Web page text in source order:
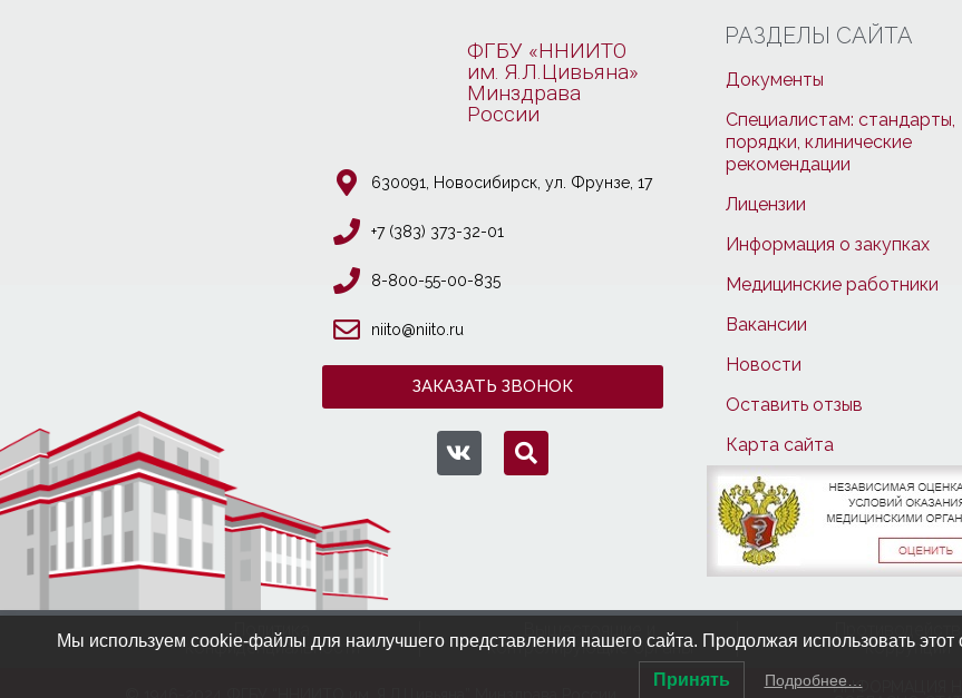
ФГБУ «ННИИТО
им. Я.Л.Цивьяна»
Минздрава
России
630091, Новосибирcк, ул. Фрунзе, 17
+7 (383) 373-32-01
8-800-55-00-835
niito@niito.ru
ЗАКАЗАТЬ ЗВОНОК
РАЗДЕЛЫ САЙТА
Документы
Специалистам: стандарты,
порядки, клинические
рекомендации
Лицензии
Информация о закупках
Медицинские работники
Вакансии
Новости
Оставить отзыв
Карта сайта
Политика
конфиденциальности
контролирующие органы
коррупции
ИНФОРМАЦИЯ
Мы используем cookie-файлы для наилучшего представления нашего сайта. Продолжая использовать
Принять Подробнее…